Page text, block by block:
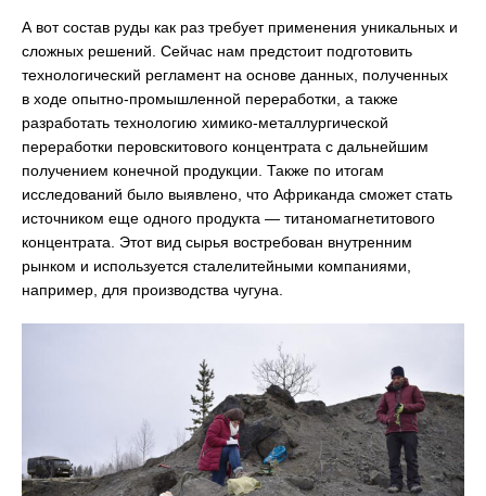
А вот состав руды как раз требует применения уникальных и
сложных решений. Сейчас нам предстоит подготовить
технологический регламент на основе данных, полученных
в ходе опытно-промышленной переработки, а также
разработать технологию химико-металлургической
переработки перовскитового концентрата с дальнейшим
получением конечной продукции. Также по итогам
исследований было выявлено, что Африканда сможет стать
источником еще одного продукта — титаномагнетитового
концентрата. Этот вид сырья востребован внутренним
рынком и используется сталелитейными компаниями,
например, для производства чугуна.